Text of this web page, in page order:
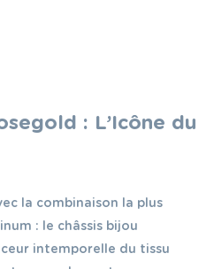
: L’Icône du
la combinaison la plus
: le châssis bijou
intemporelle du tissu